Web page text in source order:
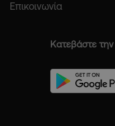
Επικοινωνία
Κατεβάστε